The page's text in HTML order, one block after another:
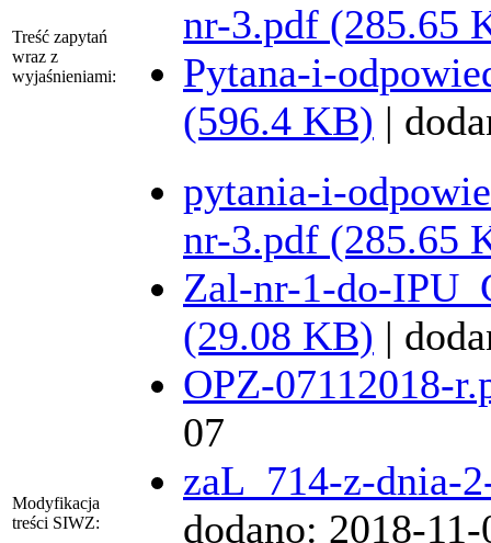
Treść zapytań
wraz z
wyjaśnieniami:
nr-3.pdf (285.65
Pytana-i-
(596.4 KB) |
Modyfikacja
treści SIWZ:
pytania-i-
nr-3.pdf (285.65
Zal-nr-1-do-
(29.08 KB) |
OPZ-07112018-
07
zaL_714-z-dnia-
dodano: 2018-11-